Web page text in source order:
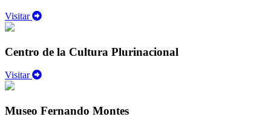
Visitar
Centro de la Cultura Plurinacional
Visitar
Museo Fernando Montes